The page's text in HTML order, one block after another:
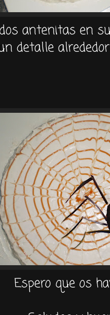
antenitas en
detalle
Espero que os